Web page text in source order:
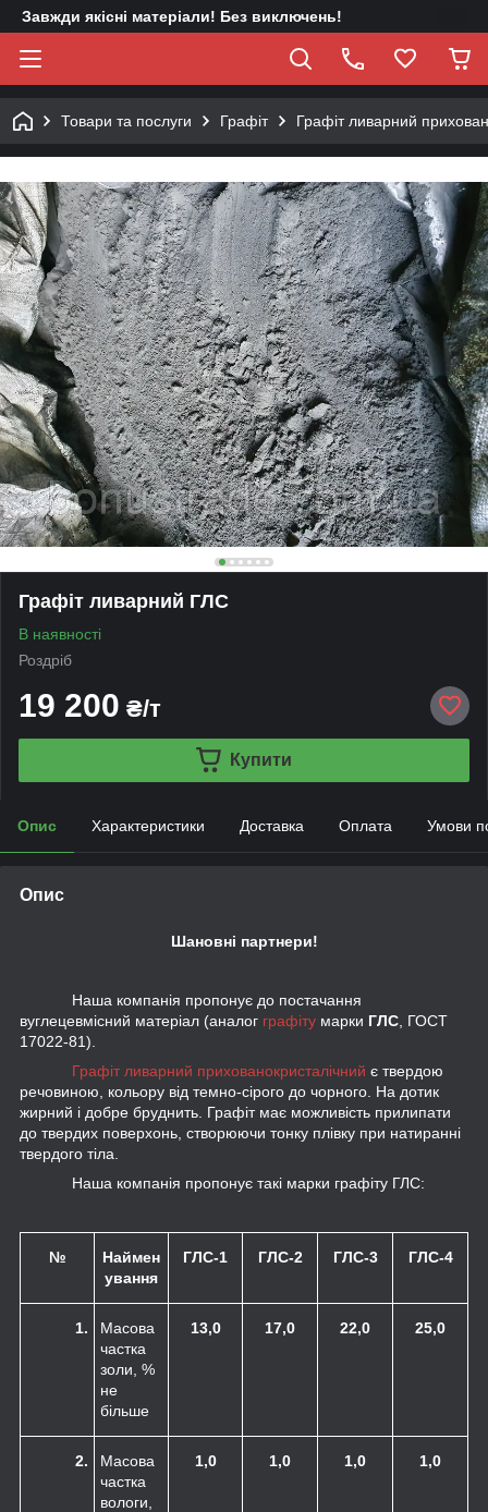
Завжди якісні матеріали! Без виключень!
Товари та послуги Графіт Графіт ливарний
Графіт ливарний ГЛС
В наявності
Роздріб
19 200 ₴/т
Купити
Опис Характеристики Доставка Оплата Умови
Опис
Шановні партнери!
Наша компанія пропонує до постачання
вуглецевмісний матеріал (аналог графіту марки ГЛС , ГОСТ
17022-81).
Графіт ливарний прихованокристалічний є твердою
речовиною, кольору від темно-сірого до чорного. На дотик
жирний і добре бруднить. Графіт має можливість прилипати
до твердих поверхонь, створюючи тонку плівку при натиранні
твердого тіла.
Наша компанія пропонує такі марки графіту ГЛС:
№
Наймен
ування
ГЛС-1 ГЛС-2 ГЛС-3 ГЛС-4
1.
Масова
частка
золи, %
не
більше
13,0 17,0 22,0 25,0
2.
Масова
частка
вологи,
1,0 1,0 1,0 1,0